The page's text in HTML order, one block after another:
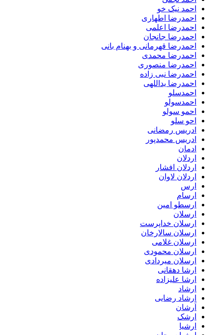
احمد نیک خو
احمدرضا اطهاری
احمدرضا اعلمی
احمدرضا جانجان
احمدرضا قهرمانی و بهنام بانی
احمدرضا محمدی
احمدرضا منصوری
احمدرضا نبی زاده
احمدرضا یداللهی
احمدسلو
احمدسولو
احمو سولو
احو سلو
ادریس رمضانی
ادریس محمدپور
ادمان
اردلان
اردلان افشار
اردلان لاوان
ارس
ارسام
ارسطو امین
ارسلان
ارسلان خداپرست
ارسلان سالارخان
ارسلان غلامی
ارسلان محمودی
ارسلان میردادی
ارشا دهقانی
ارشا علیزاده
ارشاد
ارشاد رضایی
اَرشان
ارشک
ارشیا